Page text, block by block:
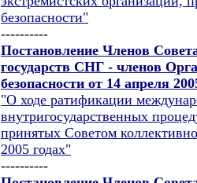
безопасности"
----------
Постановление Членов
государств СНГ - членов
безопасности от 14 апреля
"О ходе ратификации
внутригосударственных
принятых Советом
2005 годах"
----------